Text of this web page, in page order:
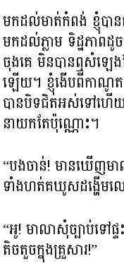
មកដល់មាត់កំពង់ ខ្ញុំប
មកដល់ភ្លាម ទិដ្ឋភាពដូ
ចុងគេ មិនបានឮសំឡេ
ឡើយ។ ខ្ញុំងើបពីកាណូត
បានបិទជិតអស់ទៅហើ
នាយកតែប៉ុណ្ណោះ។
“បងចាន់! មានឃើញម
ទាំងហត់គឃូសដង្ហើម
“អូ! មាលាសុំច្បាប់ទៅផ្
តិចតួចក្នុងគ្រួសារ!”